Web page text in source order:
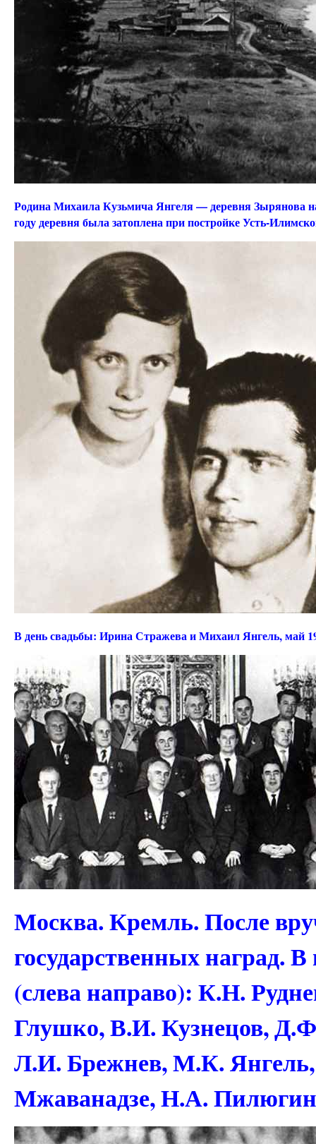
Родина Михаила Кузьмича Янгеля — деревня Зырянова
году деревня была затоплена при постройке Усть-
В день свадьбы: Ирина Стражева и Михаил Янгель, май
Москва. Кремль. После
государственных наград.
(слева направо): К.Н.
Глушко, В.И. Кузнецов,
Л.И. Брежнев, М.К.
Мжаванадзе, Н.А.